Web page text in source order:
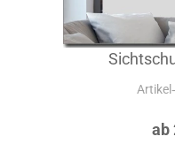
ab